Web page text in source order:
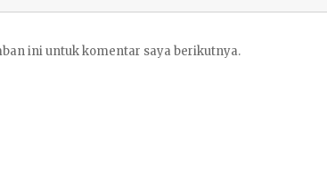
ini untuk komentar saya berikutnya.